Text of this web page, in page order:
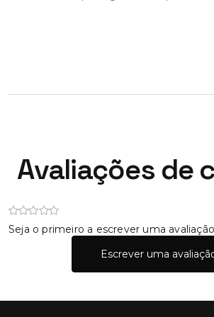
Avaliações de
Seja o primeiro a escrever uma
Escrever uma